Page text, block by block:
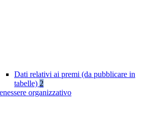
Dati relativi ai premi (da pubblicare in
tabelle) 2
organizzativo